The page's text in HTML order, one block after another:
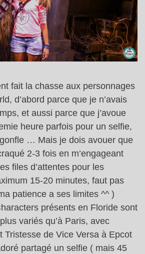
fait la chasse aux personnages
d’abord parce que je n’avais
et aussi parce que j’avoue
heure parfois pour un selfie,
… Mais je dois avouer que
2-3 fois en m’engageant
files d’attentes pour les
15-20 minutes, faut pas
patience a ses limites ^^ )
présents en Floride sont
variés qu’à Paris, avec
Tristesse de Vice Versa à Epcot
partagé un selfie ( mais 45